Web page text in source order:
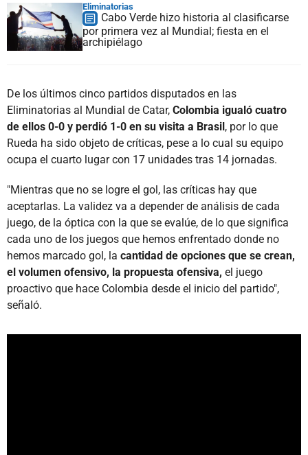
Eliminatorias
Cabo Verde hizo historia al clasificarse
por primera vez al Mundial; fiesta en el
archipiélago
De los últimos cinco partidos disputados en las
Eliminatorias al Mundial de Catar, Colombia igualó cuatro
de ellos 0-0 y perdió 1-0 en su visita a Brasil, por lo que
Rueda ha sido objeto de críticas, pese a lo cual su equipo
ocupa el cuarto lugar con 17 unidades tras 14 jornadas.
"Mientras que no se logre el gol, las críticas hay que
aceptarlas. La validez va a depender de análisis de cada
juego, de la óptica con la que se evalúe, de lo que significa
cada uno de los juegos que hemos enfrentado donde no
hemos marcado gol, la cantidad de opciones que se crean,
el volumen ofensivo, la propuesta ofensiva, el juego
proactivo que hace Colombia desde el inicio del partido",
señaló.